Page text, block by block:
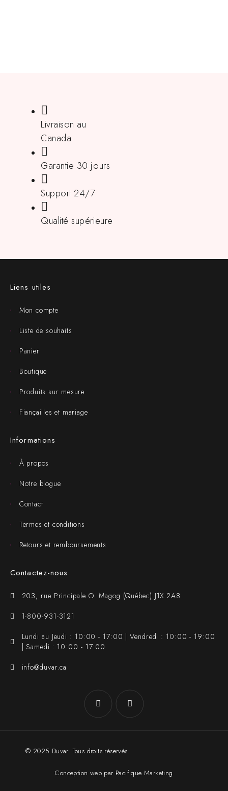
Livraison au
Canada
Garantie 30 jours
Support 24/7
Qualité supérieure
Liens utiles
Mon compte
Liste de souhaits
Panier
Boutique
Produits sur mesure
Fiançailles et mariage
Informations
À propos
Notre blogue
Contact
Termes et conditions
Retours et remboursements
Contactez-nous
203, rue Principale O. Magog (Québec) J1X 2A8
1-800-931-3121
Lundi au Jeudi : 10:00 - 17:00 | Vendredi : 10:00 - 19:00
| Samedi : 10:00 - 17:00
info@duvar.ca
© 2025 Duvar. Tous droits réservés.
Conception web par Pacifique Marketing